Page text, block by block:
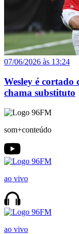
07/06/2026 às 13:24
Wesley é cortado
chama substituto
som+conteúdo
ao vivo
ao vivo